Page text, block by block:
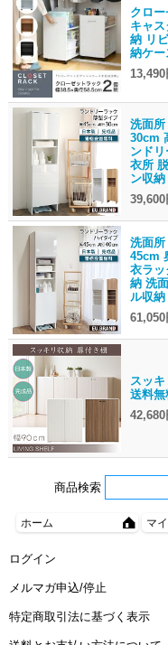
クロ
キャ
納 リ
納ケ
13,490
洗面
30cm
ンド
衣所
ン収
39,600
洗面
45cm
衣ラ
納 洗
ル収
61,050
スッ
送料無
42,680
商品検索
ホーム マ
ログイン
メルマガ申込/停止
特定商取引法に基づく表示